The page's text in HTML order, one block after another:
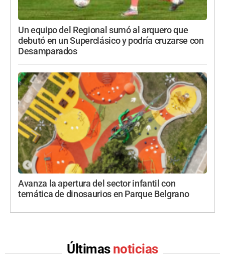
Un equipo del Regional sumó al arquero que
debutó en un Superclásico y podría cruzarse con
Desamparados
Avanza la apertura del sector infantil con
temática de dinosaurios en Parque Belgrano
Últimas noticias